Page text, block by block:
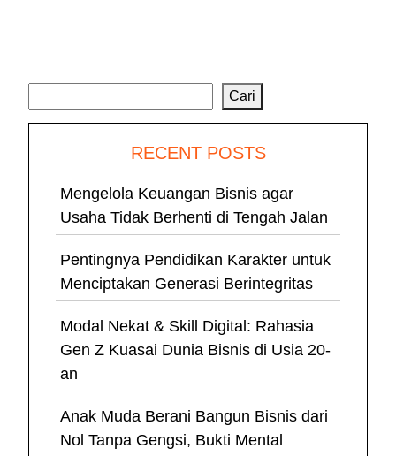
Cari
RECENT POSTS
Mengelola Keuangan Bisnis agar
Usaha Tidak Berhenti di Tengah Jalan
Pentingnya Pendidikan Karakter untuk
Menciptakan Generasi Berintegritas
Modal Nekat & Skill Digital: Rahasia
Gen Z Kuasai Dunia Bisnis di Usia 20-
an
Anak Muda Berani Bangun Bisnis dari
Nol Tanpa Gengsi, Bukti Mental